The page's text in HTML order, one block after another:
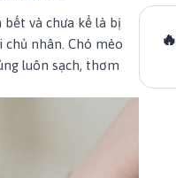
và chưa kể là bị
chủ nhân. Chó mèo
luôn sạch, thơm
🔥